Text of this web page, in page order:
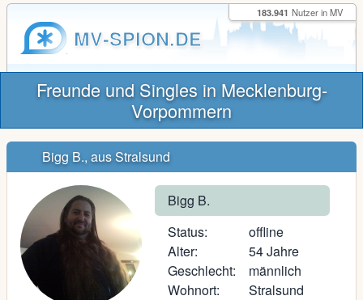
MV-SPION.DE
183.941 Nutzer in MV
Freunde und Singles in Mecklenburg-
Vorpommern
Bigg B., aus Stralsund
Bigg B.
Status:
offline
Alter:
54 Jahre
Geschlecht:
männlich
Wohnort:
Stralsund